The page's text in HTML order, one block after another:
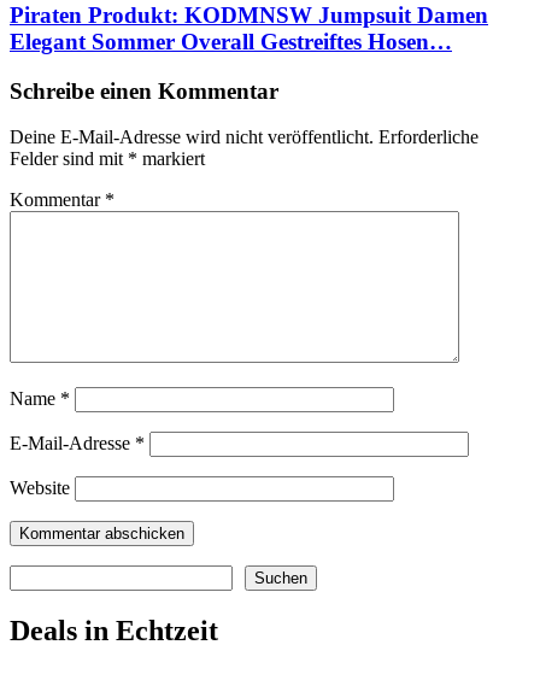
Piraten Produkt: KODMNSW Jumpsuit Damen
Elegant Sommer Overall Gestreiftes Hosen…
Schreibe einen Kommentar
Deine E-Mail-Adresse wird nicht veröffentlicht. Erforderliche
Felder sind mit * markiert
Kommentar *
Name *
E-Mail-Adresse *
Website
Suchen
Deals in Echtzeit